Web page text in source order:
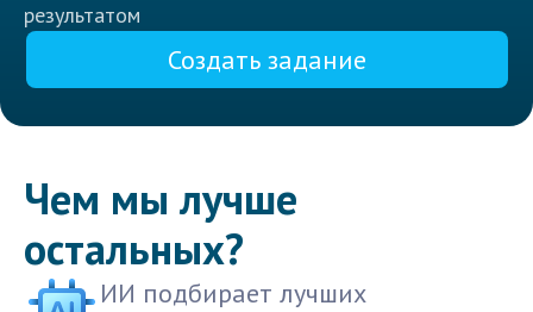
результатом
Создать задание
Чем мы лучше
остальных?
ИИ подбирает лучших